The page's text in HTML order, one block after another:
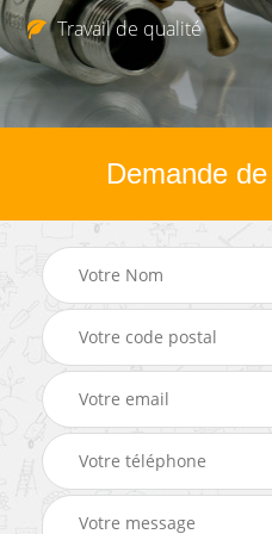
Travail de qualité
Demande